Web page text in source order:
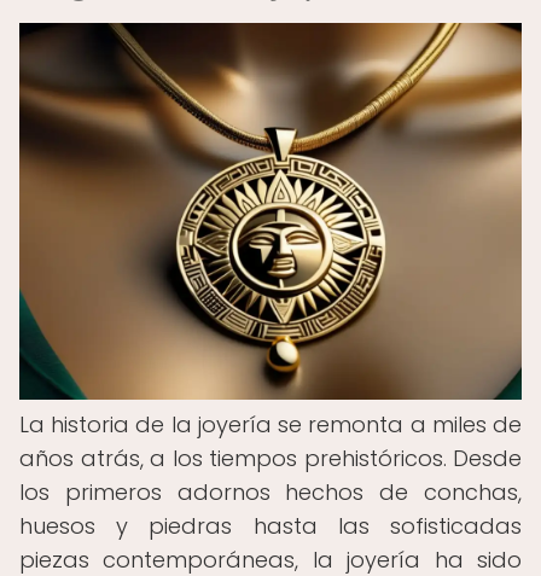
La historia de la joyería se remonta a miles de
años atrás, a los tiempos prehistóricos. Desde
los primeros adornos hechos de conchas,
huesos y piedras hasta las sofisticadas
piezas contemporáneas, la joyería ha sido